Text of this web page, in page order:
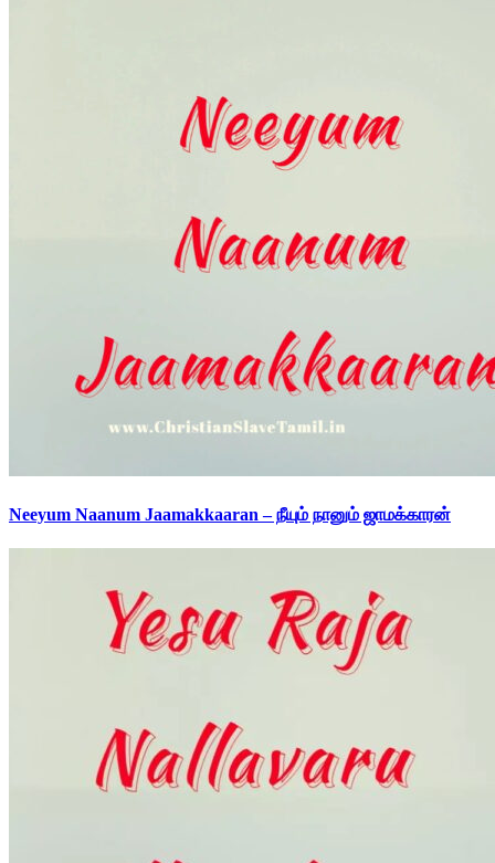
Neeyum Naanum Jaamakkaaran – நீயும் நானும் ஜாமக்காரன்